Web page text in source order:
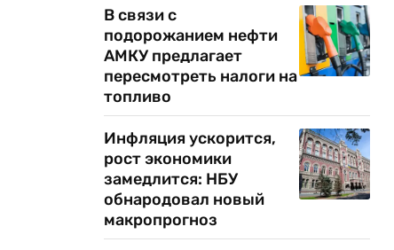
В связи с
подорожанием нефти
АМКУ предлагает
пересмотреть налоги на
топливо
Инфляция ускорится,
рост экономики
замедлится: НБУ
обнародовал новый
макропрогноз